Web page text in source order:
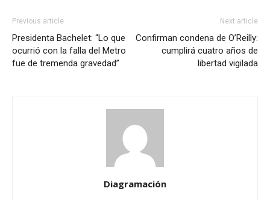
Previous article
Presidenta Bachelet: “Lo que
ocurrió con la falla del Metro
fue de tremenda gravedad”
Next article
Confirman condena de O’Reilly:
cumplirá cuatro años de
libertad vigilada
Diagramación